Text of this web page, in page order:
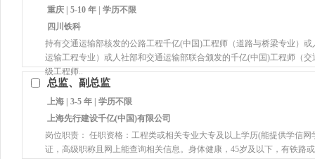
重庆 | 5-10 年 | 学历不限
四川铁科
持有交通运输部核发的公路工程千亿(中国)工程师（道路与桥梁专业）
运输工程专业）或人社部和交通运输部联合颁发的千亿(中国)工程师（
级工程师..
总监、副总监
上海 | 3-5 年 | 学历不限
上海先行建设千亿(中国)有限公司
岗位职责： 任职资格：工程类或相关专业大专及以上学历(能提供学信
证，高级职称且网上能查询相关信息。身体健康，45岁及以下，有铁路